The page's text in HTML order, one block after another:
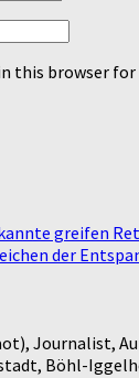
this browser
greifen
der
Journalist,
Böhl-